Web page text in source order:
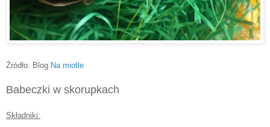
Źródło: Blog Na miotle
Babeczki w skorupkach
Składniki: